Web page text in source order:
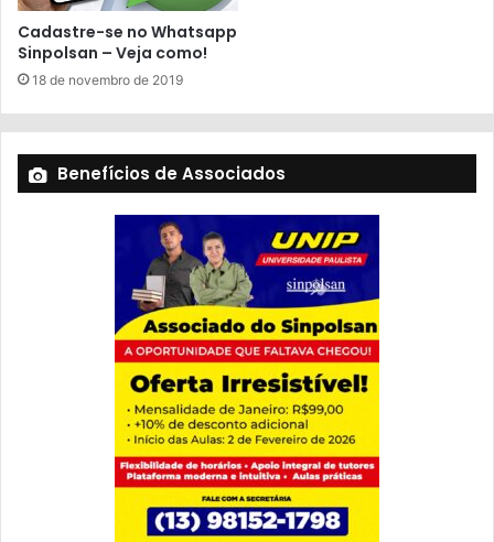
Cadastre-se no Whatsapp
Sinpolsan – Veja como!
18 de novembro de 2019
Benefícios de Associados